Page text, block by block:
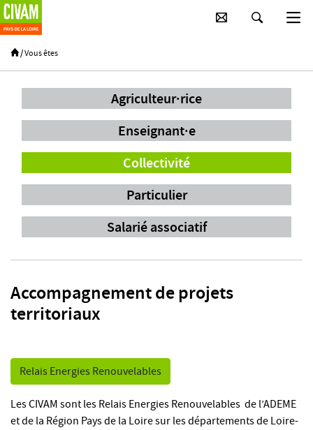
Passer au contenu principal
/Vous êtes
Agriculteur·rice
Enseignant·e
Collectivité
Particulier
Salarié associatif
Accompagnement de projets
territoriaux
Relais Energies Renouvelables
Les CIVAM sont les Relais Energies Renouvelables de l’ADEME
et de la Région Pays de la Loire sur les départements de Loire-